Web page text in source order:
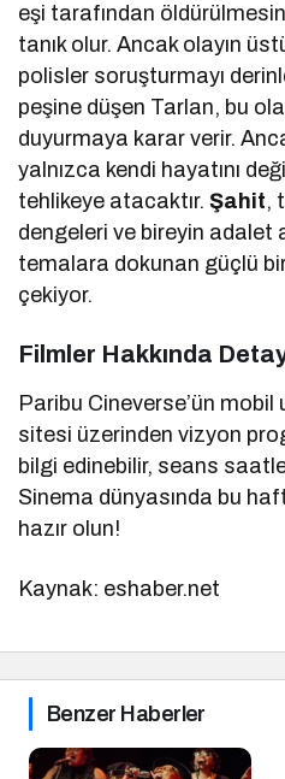
eşi tarafından
tanık olur. Ancak olayın
polisler soruşturmayı
peşine düşen Tarlan, bu
duyurmaya karar verir.
yalnızca kendi hayatını
tehlikeye atacaktır.Şahit,
dengeleri ve bireyin adalet
temalara dokunan güçlü
çekiyor.
Filmler Hakkında
Paribu Cineverse’ün
sitesi üzerinden vizyon
bilgi edinebilir, seans
Sinema dünyasında bu
hazır olun!
Kaynak: eshaber.net
Benzer Haberler